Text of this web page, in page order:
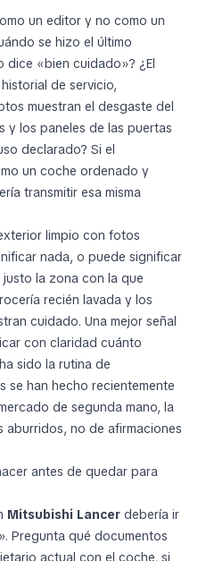
un editor y no como un
se hizo el último
dice «bien cuidado»? ¿El
de servicio,
muestran el desgaste del
y los paneles de las puertas
declarado? Si el
un coche ordenado y
transmitir esa misma
limpio con fotos
nada, o puede significar
la zona con la que
recién lavada y los
cuidado. Una mejor señal
con claridad cuánto
sido la rutina de
se han hecho recientemente
de segunda mano, la
aburridos, no de afirmaciones
antes de quedar para
Mitsubishi Lancer debería ir
Pregunta qué documentos
actual con el coche, si